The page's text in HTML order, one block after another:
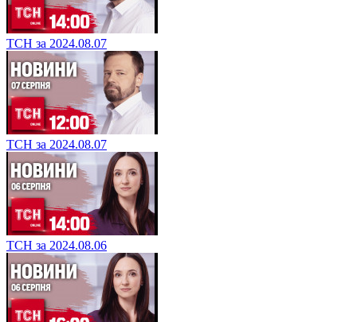
ТСН за 2024.08.07
ТСН за 2024.08.07
ТСН за 2024.08.06